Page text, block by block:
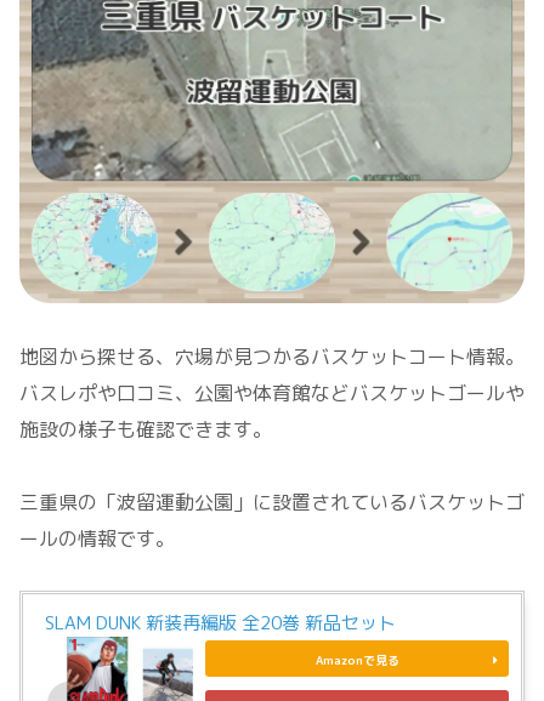
地図から探せる、穴場が見つかるバスケットコート情報。
バスレポや口コミ、公園や体育館などバスケットゴールや
施設の様子も確認できます。
三重県の「波留運動公園」に設置されているバスケットゴ
ールの情報です。
SLAM DUNK 新装再編版 全20巻 新品セット
Amazonで見る